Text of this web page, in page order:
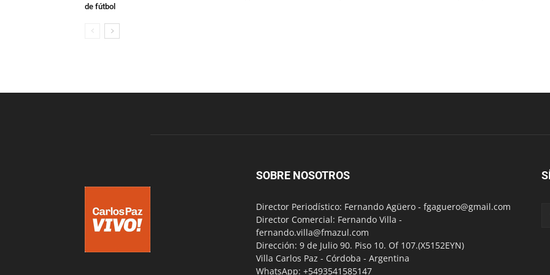
de fútbol
SOBRE NOSOTROS
Director Periodístico: Fernando Agüero - fgaguero@gmail.com
Director Comercial: Fernando Villa -
fernando.villa@fmazul.com
Dirección: 9 de Julio 90. Piso 10. Of 107.(X5152EYN)
Villa Carlos Paz - Córdoba - Argentina
WhatsApp: +5493541585147